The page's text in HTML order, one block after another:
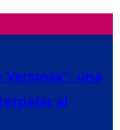
una
al